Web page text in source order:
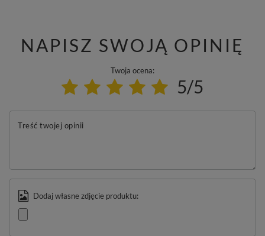
NAPISZ SWOJĄ OPINIĘ
Twoja ocena:
5/5
Treść twojej opinii
Dodaj własne zdjęcie produktu: